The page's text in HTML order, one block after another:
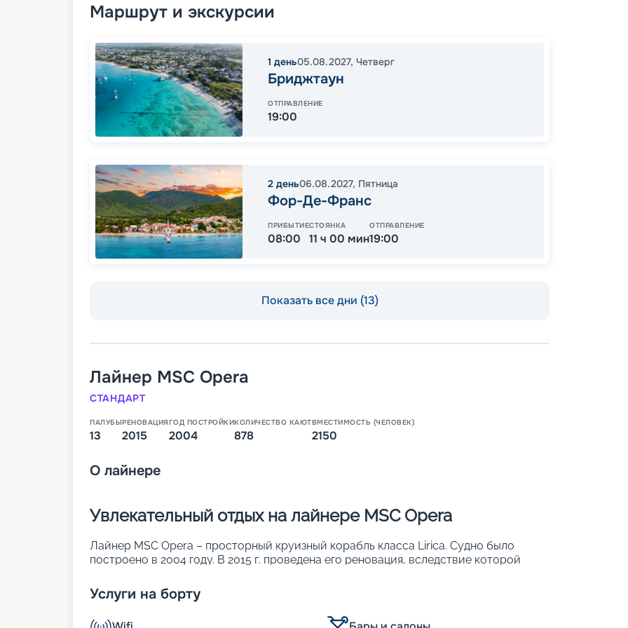
Маршрут и экскурсии
1 день05.08.2027, Четверг
Бриджтаун
ОТПРАВЛЕНИЕ
19:00
2 день06.08.2027, Пятница
Фор-Де-Франс
ПРИБЫТИЕ
08:00
СТОЯНКА
11 ч 00 мин
ОТПРАВЛЕНИЕ
19:00
Показать все дни (13)
Лайнер MSC Opera
СТАНДАРТ
ПАЛУБЫ
13
РЕНОВАЦИЯ
2015
ГОД ПОСТРОЙКИ
2004
КОЛИЧЕСТВО КАЮТ
878
ВМЕСТИМОСТЬ (ЧЕЛОВЕК)
2150
О лайнере
Увлекательный отдых на лайнере MSC Opera
Лайнер MSC Opera – просторный круизный корабль класса Lirica. Судно было
построено в 2004 году. В 2015 г. проведена его реновация, вследствие которой
Продуманные дизайны сделали лайнер похожим на роскошный плавучий 5-
звездочный отель. Основные параметры:
• ширина – 29 м;
Услуги на борту